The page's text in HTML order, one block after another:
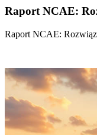
Raport NCAE:
Raport NCAE: